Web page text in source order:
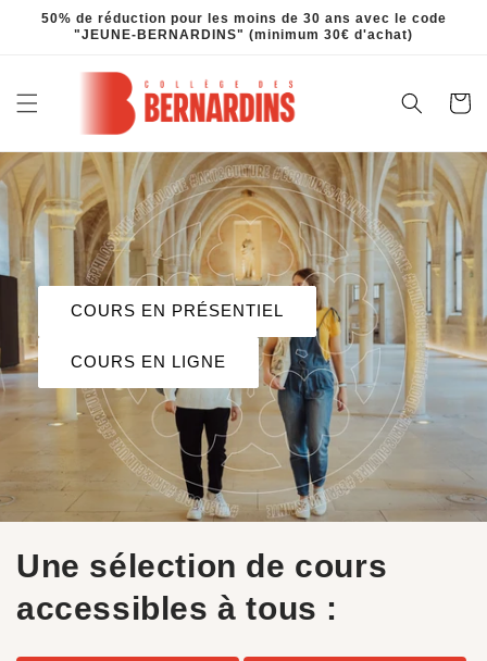
passer
50% de réduction pour les moins de 30 ans avec le code
"JEUNE-BERNARDINS" (minimum 30€ d'achat)
Panier
COURS EN PRÉSENTIEL
COURS EN LIGNE
Une sélection de cours
accessibles à tous :